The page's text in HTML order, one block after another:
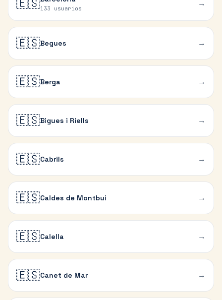
133 usuarios
→
🇪🇸Begues →
🇪🇸Berga →
🇪🇸Bigues i Riells →
🇪🇸Cabrils →
🇪🇸Caldes de Montbui →
🇪🇸Calella →
🇪🇸Canet de Mar →